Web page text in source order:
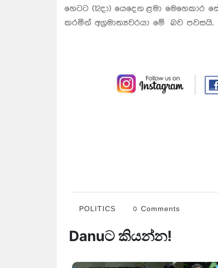
හෙටට (12දා) යෙදෙන ළමා
කරමින් අග්‍රමාත්‍යවරයා මේ බව පවසයි.
POLITICS 0 Comments